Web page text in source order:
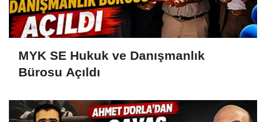
MYK SE Hukuk ve Danışmanlık
Bürosu Açıldı